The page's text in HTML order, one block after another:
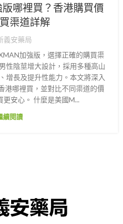
哪裡買？香港購買價
渠道詳解
義安藥局
加強版，選擇正確的購買渠
性陰莖增大設計，採用多種高山
增長及提升性能力。本文將深入
港哪裡買，並對比不同渠道的價
安心。 什麼是美國M...
續閱讀